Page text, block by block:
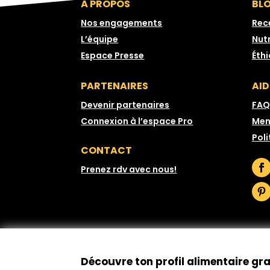
À PROPOS
Nos engagements
L’équipe
Espace Presse
PARTENAIRES
Devenir partenaires
Connexion à l’espace Pro
FAQ
CONTACT
Prenez rdv avec nous!
Découvre ton profil alimentaire